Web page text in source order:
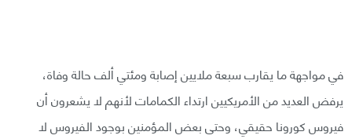
في مواجهة ما يقارب سبعة ملايين إصابة ومئتي ألف حالة وفاة،
يرفض العديد من الأمريكيين ارتداء الكمامات لأنهم لا يشعرون أن
فيروس كورونا حقيقي، وحتى بعض المؤمنين بوجود الفيروس لا